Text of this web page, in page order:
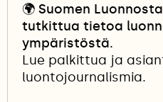
🌍 Suomen
tutkittua tietoa
ympäristöstä.
Lue palkittua ja
luontojournalismia.